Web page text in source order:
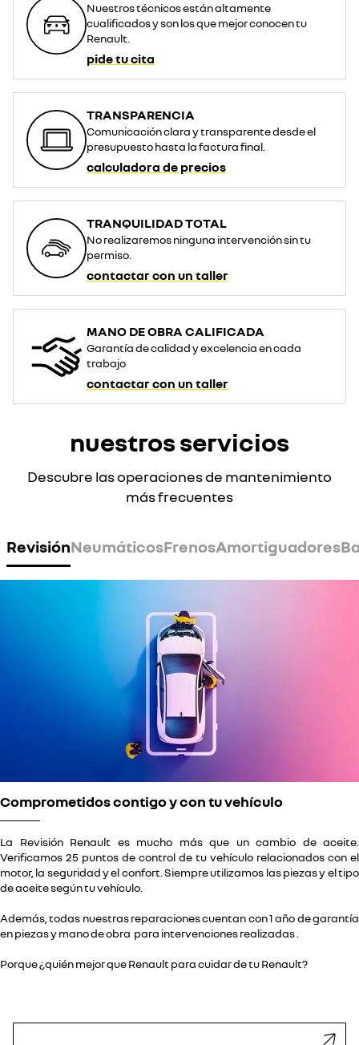
Nuestros técnicos están altamente
cualificados y son los que mejor conocen tu
Renault.
pide tu cita
TRANSPARENCIA
Comunicación clara y transparente desde el
presupuesto hasta la factura final.
calculadora de precios
TRANQUILIDAD TOTAL
No realizaremos ninguna intervención sin tu
permiso.
contactar con un taller
MANO DE OBRA CALIFICADA
Garantía de calidad y excelencia en cada
trabajo
contactar con un taller
nuestros servicios
Descubre las operaciones de mantenimiento
más frecuentes
RevisiónNeumáticosFrenosAmortiguadores
Comprometidos contigo y con tu vehículo
La Revisión Renault es mucho más que un cambio de aceite.
Verificamos 25 puntos de control de tu vehículo relacionados con el
motor, la seguridad y el confort. Siempre utilizamos las piezas y el tipo
de aceite según tu vehículo.
Además, todas nuestras reparaciones cuentan con 1 año de garantía
en piezas y mano de obra para intervenciones realizadas .
Porque ¿quién mejor que Renault para cuidar de tu Renault?